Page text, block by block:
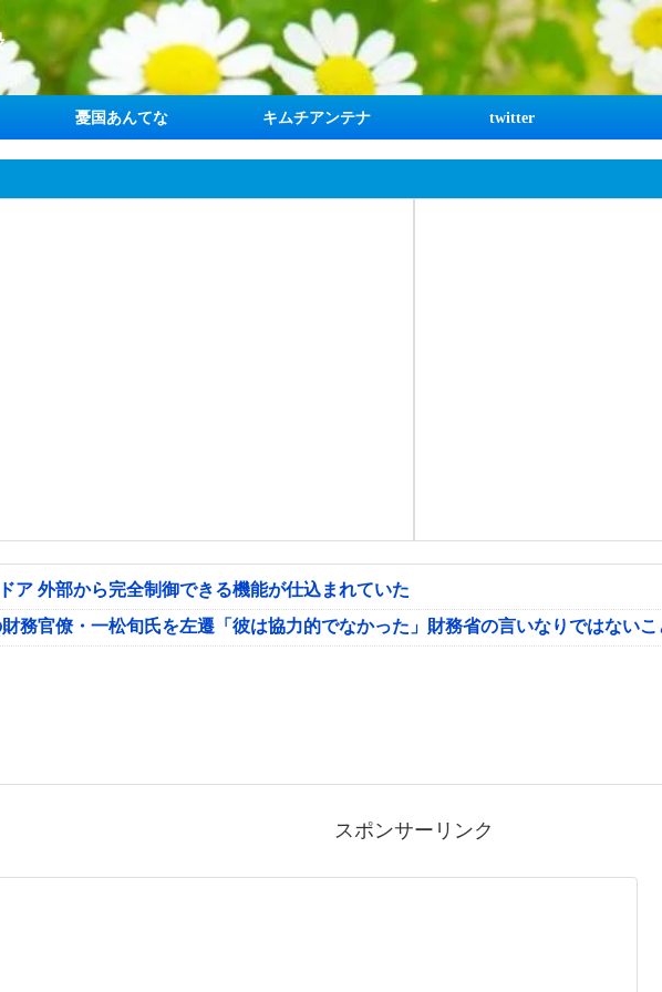
憂国あんてな キムチアンテナ twitter
ア 外部から完全制御できる機能が仕込まれていた
財務官僚・一松旬氏を左遷「彼は協力的でなかった」財務省の言いなりではない
スポンサーリンク